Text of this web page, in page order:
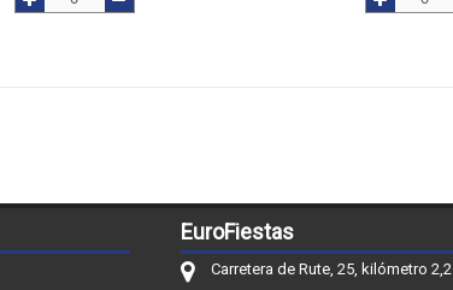
EuroFiestas
Carretera de Rute, 25, kilómetro 2,2